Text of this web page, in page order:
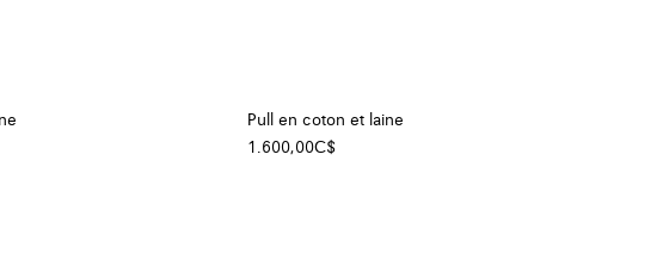
Pull en coton et laine
1.600,00C$